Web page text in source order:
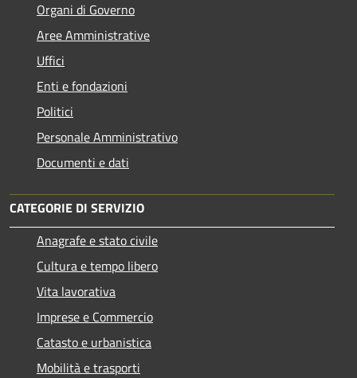
Organi di Governo
Aree Amministrative
Uffici
Enti e fondazioni
Politici
Personale Amministrativo
Documenti e dati
CATEGORIE DI SERVIZIO
Anagrafe e stato civile
Cultura e tempo libero
Vita lavorativa
Imprese e Commercio
Catasto e urbanistica
Mobilità e trasporti